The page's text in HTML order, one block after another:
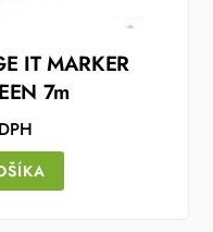
IT MARKER
7m